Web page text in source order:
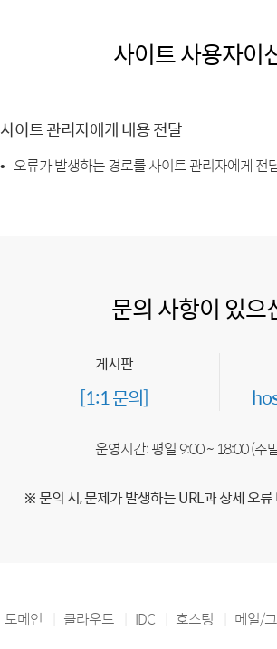
사이트 사용자이
사이트 관리자에게 내용 전달
오류가 발생하는 경로를 사이트 관리자에게 전
문의 사항이 있으
게시판
[1:1 문의]
운영시간: 평일 9:00 ~ 18:00 (주
※ 문의 시, 문제가 발생하는 URL과 상세 오
도메인 클라우드 IDC 호스팅 메일/